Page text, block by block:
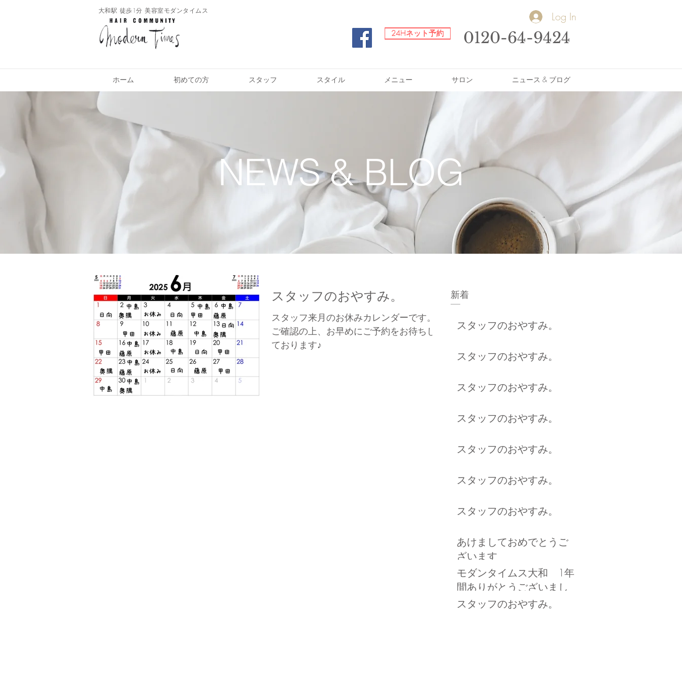
​大和駅 徒歩1分 美容室モダンタイムス Log In
24Hネット予約
24Hネット予約 0120-64-9424
ホーム 初めての方 スタッフ スタイル メニュー サロン ニュース & ブログ
​NEWS & BLOG
スタッフのおやすみ。
スタッフ来月のお休みカレンダーです。
ご確認の上、お早めにご予約をお待ちし
ております♪
​新着
スタッフのおやすみ。
スタッフのおやすみ。
スタッフのおやすみ。
スタッフのおやすみ。
スタッフのおやすみ。
スタッフのおやすみ。
スタッフのおやすみ。
あけましておめでとうご
ざいます
モダンタイムス大和 1年
間ありがとうございまし
た！
スタッフのおやすみ。